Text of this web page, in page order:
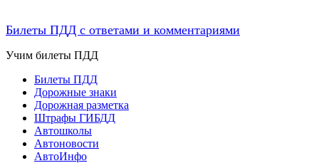
Билеты ПДД с ответами и комментариями
Учим билеты ПДД
Билеты ПДД
Дорожные знаки
Дорожная разметка
Штрафы ГИБДД
Автошколы
Автоновости
АвтоИнфо